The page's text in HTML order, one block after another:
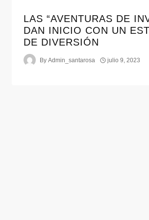
LAS “AVENTURAS DE
DAN INICIO CON UN
DE DIVERSIÓN
By Admin_santarosa julio 9, 2023